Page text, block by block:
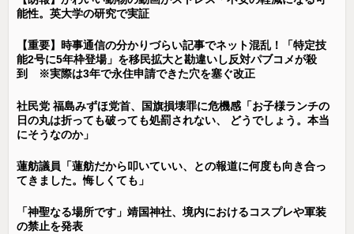
能性。英大学の研究で実証
【重要】時事通信の分かりづらい記事でネット混乱！「特定技
能2号に5年枠登場」を移民拡大と勘違いし反対パブコメが殺
到 ※実際は3年で永住申請できた穴を塞ぐ改正
社民党 福島みずほ党首、国旗損壊罪に危機感「お子様ランチの
日の丸は折っても破っても処罰されない、 どうでしょう。本当
にそうなのか」
蓮舫議員「蓮舫だから叩いていい、との報道に何度も向き合っ
てきました。悔しくても」
「神聖なる場所です」靖国神社、境内におけるコスプレや軍装
の禁止を発表